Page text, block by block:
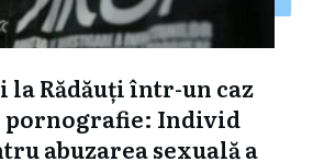
la Rădăuți într-un caz
pornografie: Individ
abuzarea sexuală a